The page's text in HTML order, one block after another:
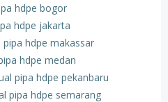
hdpe bogor
hdpe jakarta
pipa hdpe makassar
hdpe medan
pipa hdpe pekanbaru
pipa hdpe semarang